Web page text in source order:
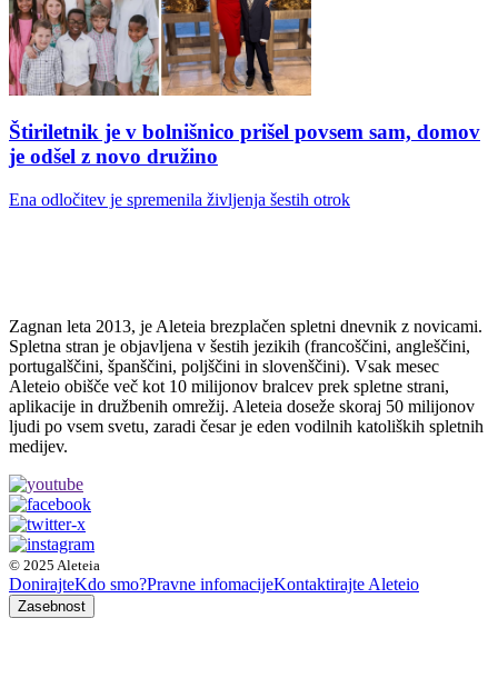
Štiriletnik je v bolnišnico prišel povsem sam, domov
je odšel z novo družino
Ena odločitev je spremenila življenja šestih otrok
Zagnan leta 2013, je Aleteia brezplačen spletni dnevnik z novicami.
Spletna stran je objavljena v šestih jezikih (francoščini, angleščini,
portugalščini, španščini, poljščini in slovenščini). Vsak mesec
Aleteio obišče več kot 10 milijonov bralcev prek spletne strani,
aplikacije in družbenih omrežij. Aleteia doseže skoraj 50 milijonov
ljudi po vsem svetu, zaradi česar je eden vodilnih katoliških spletnih
medijev.
© 2025 Aleteia
DonirajteKdo smo?Pravne infomacijeKontaktirajte Aleteio
Zasebnost